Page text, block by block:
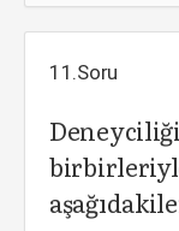
11.Soru